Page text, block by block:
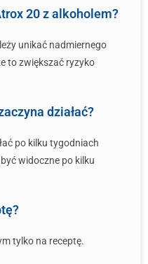
20 z alkoholem?
unikać nadmiernego
to zwiększać ryzyko
działać?
po kilku tygodniach
widoczne po kilku
tylko na receptę.